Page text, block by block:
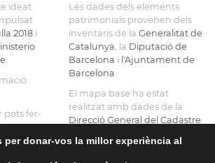
ideat
2018 i
pots fer-
Les dades dels elements
patrimonials provenen dels
inventaris de la Generalitat de
Catalunya , la Diputació de
Barcelona i l'Ajuntament de
Barcelona
El mapa base ha estat
realitzat amb dades de la
Direcció General del Cadastre
Geològic de Catalunya, la
Generalitat de Catalunya
per donar-vos la millor experiència al